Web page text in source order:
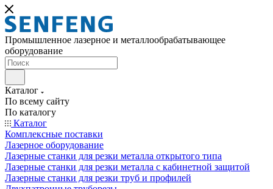
Промышленное лазерное и металлообрабатывающее
оборудование
Каталог
По всему сайту
По каталогу
Каталог
Комплексные поставки
Лазерное оборудование
Лазерные станки для резки металла открытого типа
Лазерные станки для резки металла с кабинетной защитой
Лазерные станки для резки труб и профилей